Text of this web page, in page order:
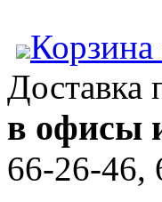
Корзина
Доставка
в офисы
66-26-46,